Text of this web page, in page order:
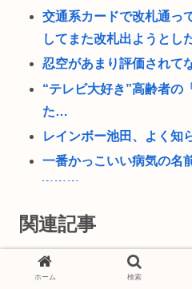
交通系カードで改札通っ
してまた改札出ようとし
忍空があまり評価されて
“テレビ大好き”高齢者の
た…
レインボー池田、よく知
一番かっこいい病気の名
w w w
無し、友達無し、若さ無
し
クリミア半島に入る道路
関連記事
なんG なんG
ホーム 検索